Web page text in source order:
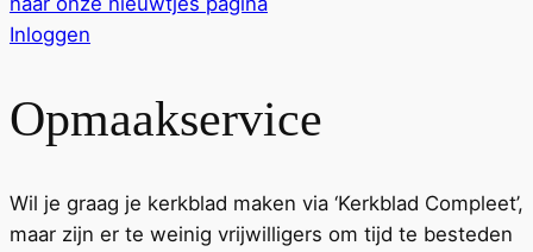
Inloggen
Opmaakservice
Wil je graag je kerkblad maken via ‘Kerkblad Compleet’,
maar zijn er te weinig vrijwilligers om tijd te besteden